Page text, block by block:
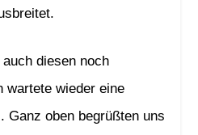
diesen noch
wartete wieder eine
Ganz oben begrüßten uns